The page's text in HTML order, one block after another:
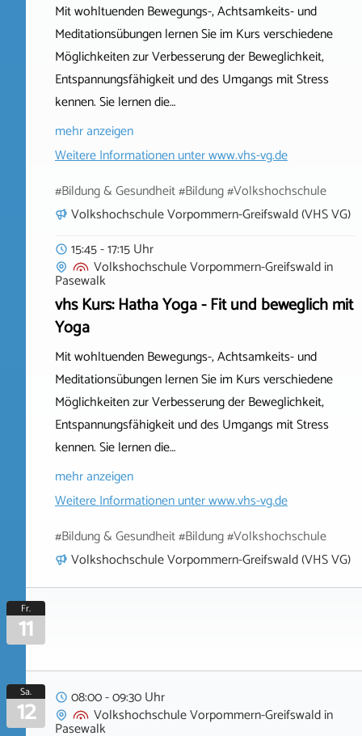
Mit wohltuenden Bewegungs-, Achtsamkeits- und
Meditationsübungen lernen Sie im Kurs verschiedene
Möglichkeiten zur Verbesserung der Beweglichkeit,
Entspannungsfähigkeit und des Umgangs mit Stress
kennen. Sie lernen die…
mehr anzeigen
Weitere Informationen unterwww.vhs-vg.de
#Bildung & Gesundheit #Bildung #Volkshochschule
Volkshochschule Vorpommern-Greifswald (VHS VG)
15:45 - 17:15 Uhr
Volkshochschule Vorpommern-Greifswaldin
Pasewalk
vhs Kurs: Hatha Yoga - Fit und beweglich mit
Yoga
Mit wohltuenden Bewegungs-, Achtsamkeits- und
Meditationsübungen lernen Sie im Kurs verschiedene
Möglichkeiten zur Verbesserung der Beweglichkeit,
Entspannungsfähigkeit und des Umgangs mit Stress
kennen. Sie lernen die…
mehr anzeigen
Weitere Informationen unterwww.vhs-vg.de
#Bildung & Gesundheit #Bildung #Volkshochschule
Volkshochschule Vorpommern-Greifswald (VHS VG)
Fr.
11
Sa.
12
08:00 - 09:30 Uhr
Volkshochschule Vorpommern-Greifswaldin
Pasewalk